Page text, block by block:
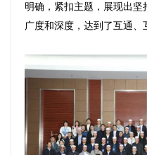
明确，紧扣主题，展现出
广度和深度，达到了互通、